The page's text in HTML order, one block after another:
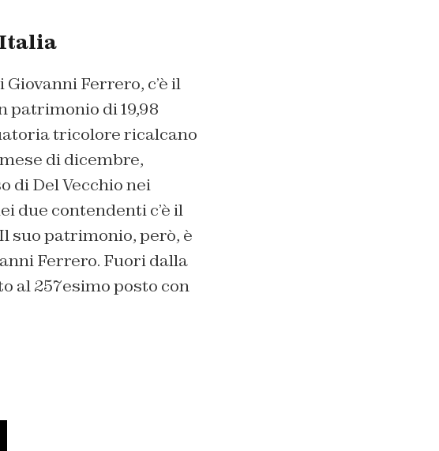
Ferrero, c’è il
patrimonio di 19,98
tricolore ricalcano
di dicembre,
di Del Vecchio nei
due contendenti c’è il
suo patrimonio, però, è
Ferrero. Fuori dalla
al 257esimo posto con